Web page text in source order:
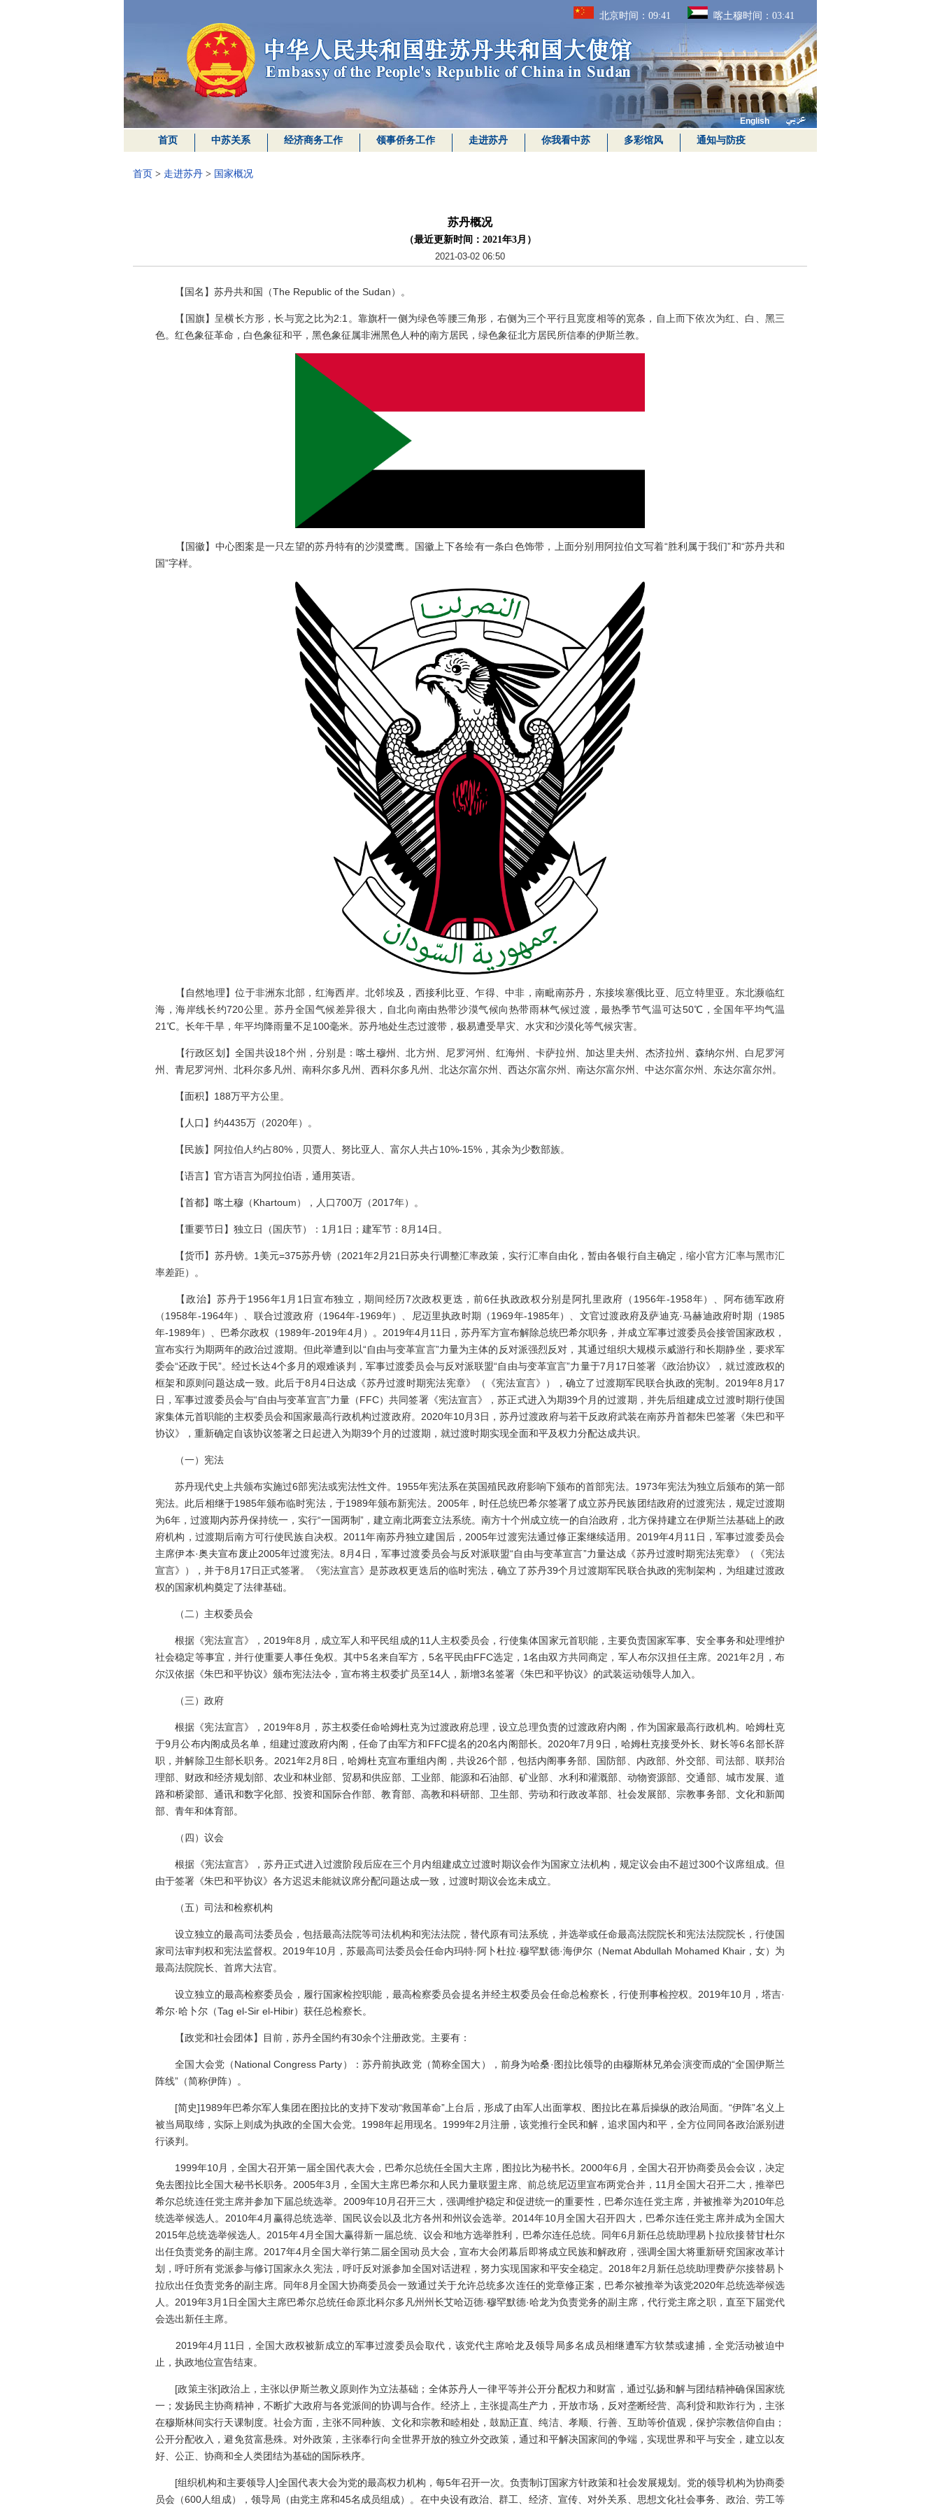
北京时间： 09:41 喀土穆时间： 03:41
English
首页 中苏关系 经济商务工作 领事侨务工作 走进苏丹 你我看中苏 多彩馆风 通知与防疫
首页 > 走进苏丹 > 国家概况
苏丹概况
（最近更新时间：2021年3月）
2021-03-02 06:50
【国名】苏丹共和国（The Republic of the Sudan）。
【国旗】呈横长方形，长与宽之比为2:1。靠旗杆一侧为绿色等腰三角形，右侧为三个平行且宽度相等的宽条，自上而下依次为红、白、黑三
色。红色象征革命，白色象征和平，黑色象征属非洲黑色人种的南方居民，绿色象征北方居民所信奉的伊斯兰教。
【国徽】中心图案是一只左望的苏丹特有的沙漠鹭鹰。国徽上下各绘有一条白色饰带，上面分别用阿拉伯文写着“胜利属于我们”和“苏丹共和
国”字样。
【自然地理】位于非洲东北部，红海西岸。北邻埃及，西接利比亚、乍得、中非，南毗南苏丹，东接埃塞俄比亚、厄立特里亚。东北濒临红
海，海岸线长约720公里。苏丹全国气候差异很大，自北向南由热带沙漠气候向热带雨林气候过渡，最热季节气温可达50℃，全国年平均气温
21℃。长年干旱，年平均降雨量不足100毫米。苏丹地处生态过渡带，极易遭受旱灾、水灾和沙漠化等气候灾害。
【行政区划】全国共设18个州，分别是：喀土穆州、北方州、尼罗河州、红海州、卡萨拉州、加达里夫州、杰济拉州、森纳尔州、白尼罗河
州、青尼罗河州、北科尔多凡州、南科尔多凡州、西科尔多凡州、北达尔富尔州、西达尔富尔州、南达尔富尔州、中达尔富尔州、东达尔富尔州。
【面积】188万平方公里。
【人口】约4435万（2020年）。
【民族】阿拉伯人约占80%，贝贾人、努比亚人、富尔人共占10%-15%，其余为少数部族。
【语言】官方语言为阿拉伯语，通用英语。
【首都】喀土穆（Khartoum），人口700万（2017年）。
【重要节日】独立日（国庆节）：1月1日；建军节：8月14日。
【货币】苏丹镑。1美元=375苏丹镑（2021年2月21日苏央行调整汇率政策，实行汇率自由化，暂由各银行自主确定，缩小官方汇率与黑市汇
率差距）。
【政治】苏丹于1956年1月1日宣布独立，期间经历7次政权更迭，前6任执政政权分别是阿扎里政府（1956年-1958年）、阿布德军政府
（1958年-1964年）、联合过渡政府（1964年-1969年）、尼迈里执政时期（1969年-1985年）、文官过渡政府及萨迪克·马赫迪政府时期（1985
年-1989年）、巴希尔政权（1989年-2019年4月）。2019年4月11日，苏丹军方宣布解除总统巴希尔职务，并成立军事过渡委员会接管国家政权，
宣布实行为期两年的政治过渡期。但此举遭到以“自由与变革宣言”力量为主体的反对派强烈反对，其通过组织大规模示威游行和长期静坐，要求军
委会“还政于民”。经过长达4个多月的艰难谈判，军事过渡委员会与反对派联盟“自由与变革宣言”力量于7月17日签署《政治协议》，就过渡政权的
框架和原则问题达成一致。此后于8月4日达成《苏丹过渡时期宪法宪章》（《宪法宣言》），确立了过渡期军民联合执政的宪制。2019年8月17
日，军事过渡委员会与“自由与变革宣言”力量（FFC）共同签署《宪法宣言》，苏正式进入为期39个月的过渡期，并先后组建成立过渡时期行使国
家集体元首职能的主权委员会和国家最高行政机构过渡政府。2020年10月3日，苏丹过渡政府与若干反政府武装在南苏丹首都朱巴签署《朱巴和平
协议》，重新确定自该协议签署之日起进入为期39个月的过渡期，就过渡时期实现全面和平及权力分配达成共识。
（一）宪法
苏丹现代史上共颁布实施过6部宪法或宪法性文件。1955年宪法系在英国殖民政府影响下颁布的首部宪法。1973年宪法为独立后颁布的第一部
宪法。此后相继于1985年颁布临时宪法，于1989年颁布新宪法。2005年，时任总统巴希尔签署了成立苏丹民族团结政府的过渡宪法，规定过渡期
为6年，过渡期内苏丹保持统一，实行“一国两制”，建立南北两套立法系统。南方十个州成立统一的自治政府，北方保持建立在伊斯兰法基础上的政
府机构，过渡期后南方可行使民族自决权。2011年南苏丹独立建国后，2005年过渡宪法通过修正案继续适用。2019年4月11日，军事过渡委员会
主席伊本·奥夫宣布废止2005年过渡宪法。8月4日，军事过渡委员会与反对派联盟“自由与变革宣言”力量达成《苏丹过渡时期宪法宪章》（《宪法
宣言》），并于8月17日正式签署。《宪法宣言》是苏政权更迭后的临时宪法，确立了苏丹39个月过渡期军民联合执政的宪制架构，为组建过渡政
权的国家机构奠定了法律基础。
（二）主权委员会
根据《宪法宣言》，2019年8月，成立军人和平民组成的11人主权委员会，行使集体国家元首职能，主要负责国家军事、安全事务和处理维护
社会稳定等事宜，并行使重要人事任免权。其中5名来自军方，5名平民由FFC选定，1名由双方共同商定，军人布尔汉担任主席。2021年2月，布
尔汉依据《朱巴和平协议》颁布宪法法令，宣布将主权委扩员至14人，新增3名签署《朱巴和平协议》的武装运动领导人加入。
（三）政府
根据《宪法宣言》，2019年8月，苏主权委任命哈姆杜克为过渡政府总理，设立总理负责的过渡政府内阁，作为国家最高行政机构。哈姆杜克
于9月公布内阁成员名单，组建过渡政府内阁，任命了由军方和FFC提名的20名内阁部长。2020年7月9日，哈姆杜克接受外长、财长等6名部长辞
职，并解除卫生部长职务。2021年2月8日，哈姆杜克宣布重组内阁，共设26个部，包括内阁事务部、国防部、内政部、外交部、司法部、联邦治
理部、财政和经济规划部、农业和林业部、贸易和供应部、工业部、能源和石油部、矿业部、水利和灌溉部、动物资源部、交通部、城市发展、道
路和桥梁部、通讯和数字化部、投资和国际合作部、教育部、高教和科研部、卫生部、劳动和行政改革部、社会发展部、宗教事务部、文化和新闻
部、青年和体育部。
（四）议会
根据《宪法宣言》，苏丹正式进入过渡阶段后应在三个月内组建成立过渡时期议会作为国家立法机构，规定议会由不超过300个议席组成。但
由于签署《朱巴和平协议》各方迟迟未能就议席分配问题达成一致，过渡时期议会迄未成立。
（五）司法和检察机构
设立独立的最高司法委员会，包括最高法院等司法机构和宪法法院，替代原有司法系统，并选举或任命最高法院院长和宪法法院院长，行使国
家司法审判权和宪法监督权。2019年10月，苏最高司法委员会任命内玛特·阿卜杜拉·穆罕默德·海伊尔（Nemat Abdullah Mohamed Khair，女）为
最高法院院长、首席大法官。
设立独立的最高检察委员会，履行国家检控职能，最高检察委员会提名并经主权委员会任命总检察长，行使刑事检控权。2019年10月，塔吉·
希尔·哈卜尔（Tag el-Sir el-Hibir）获任总检察长。
【政党和社会团体】目前，苏丹全国约有30余个注册政党。主要有：
全国大会党（National Congress Party）：苏丹前执政党（简称全国大），前身为哈桑·图拉比领导的由穆斯林兄弟会演变而成的“全国伊斯兰
阵线”（简称伊阵）。
[简史]1989年巴希尔军人集团在图拉比的支持下发动“救国革命”上台后，形成了由军人出面掌权、图拉比在幕后操纵的政治局面。“伊阵”名义上
被当局取缔，实际上则成为执政的全国大会党。1998年起用现名。1999年2月注册，该党推行全民和解，追求国内和平，全方位同同各政治派别进
行谈判。
1999年10月，全国大召开第一届全国代表大会，巴希尔总统任全国大主席，图拉比为秘书长。2000年6月，全国大召开协商委员会会议，决定
免去图拉比全国大秘书长职务。2005年3月，全国大主席巴希尔和人民力量联盟主席、前总统尼迈里宣布两党合并，11月全国大召开二大，推举巴
希尔总统连任党主席并参加下届总统选举。2009年10月召开三大，强调维护稳定和促进统一的重要性，巴希尔连任党主席，并被推举为2010年总
统选举候选人。2010年4月赢得总统选举、国民议会以及北方各州和州议会选举。2014年10月全国大召开四大，巴希尔连任党主席并成为全国大
2015年总统选举候选人。2015年4月全国大赢得新一届总统、议会和地方选举胜利，巴希尔连任总统。同年6月新任总统助理易卜拉欣接替甘杜尔
出任负责党务的副主席。2017年4月全国大举行第二届全国动员大会，宣布大会闭幕后即将成立民族和解政府，强调全国大将重新研究国家改革计
划，呼吁所有党派参与修订国家永久宪法，呼吁反对派参加全国对话进程，努力实现国家和平安全稳定。2018年2月新任总统助理费萨尔接替易卜
拉欣出任负责党务的副主席。同年8月全国大协商委员会一致通过关于允许总统多次连任的党章修正案，巴希尔被推举为该党2020年总统选举候选
人。2019年3月1日全国大主席巴希尔总统任命原北科尔多凡州州长艾哈迈德·穆罕默德·哈龙为负责党务的副主席，代行党主席之职，直至下届党代
会选出新任主席。
2019年4月11日，全国大政权被新成立的军事过渡委员会取代，该党代主席哈龙及领导局多名成员相继遭军方软禁或逮捕，全党活动被迫中
止，执政地位宣告结束。
[政策主张]政治上，主张以伊斯兰教义原则作为立法基础；全体苏丹人一律平等并公开分配权力和财富，通过弘扬和解与团结精神确保国家统
一；发扬民主协商精神，不断扩大政府与各党派间的协调与合作。经济上，主张提高生产力，开放市场，反对垄断经营、高利贷和欺诈行为，主张
在穆斯林间实行天课制度。社会方面，主张不同种族、文化和宗教和睦相处，鼓励正直、纯洁、孝顺、行善、互助等价值观，保护宗教信仰自由；
公开分配收入，避免贫富悬殊。对外政策，主张奉行向全世界开放的独立外交政策，通过和平解决国家间的争端，实现世界和平与安全，建立以友
好、公正、协商和全人类团结为基础的国际秩序。
[组织机构和主要领导人]全国代表大会为党的最高权力机构，每5年召开一次。负责制订国家方针政策和社会发展规划。党的领导机构为协商委
员会（600人组成），领导局（由党主席和45名成员组成）。在中央设有政治、群工、经济、宣传、对外关系、思想文化社会事务、政治、劳工等